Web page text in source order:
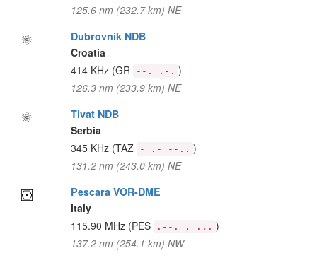
125.6 nm (232.7 km) NE
Dubrovnik NDB
Croatia
414 KHz (GR --. .-. )
126.3 nm (233.9 km) NE
Tivat NDB
Serbia
345 KHz (TAZ - .- --.. )
131.2 nm (243.0 km) NE
Pescara VOR-DME
Italy
115.90 MHz (PES .--. . ... )
137.2 nm (254.1 km) NW